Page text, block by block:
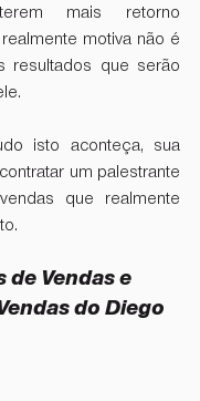
mais retorno
motiva não é
resultados que serão
isto aconteça, sua
um palestrante
que realmente
de Vendas e
do Diego